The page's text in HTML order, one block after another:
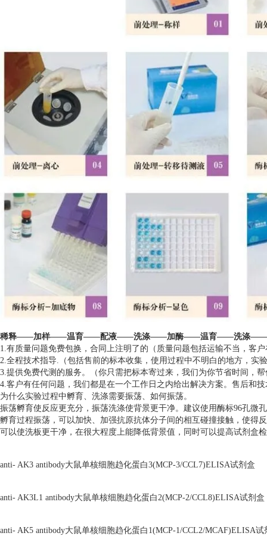
稀释——加样——温育——配液——洗涤——加酶——温育——洗涤——
1.有质量问题免费包换，合同上注明了的（质量问题包括运输不当，客
2.全程技术指导.（包括售前的标本收集，使用过程中不明白的地方，实
3.提供免费代测的服务。（你只需把标本寄过来，我们为你节省时间，
4.客户有任何问题，我们都是在一个工作日之内给出解决方案。售后和
为什么实验过程中孵育、洗涤需要振荡、如何振荡。
振荡孵育使反应更充分，振荡洗涤使背景更干净。建议使用酶标96孔微
孵育过程振荡，可以加快、加强抗原抗体分子间的相互碰撞接触，使得
可以使洗板更干净，在很大程度上能降低背景值，同时可以提高试剂盒
anti- AK3 antibody大鼠单核细胞趋化蛋白3(MCP-3/CCL7)ELISA试剂盒
anti- AK3L1 antibody大鼠单核细胞趋化蛋白2(MCP-2/CCL8)ELISA试剂盒
anti- AK5 antibody大鼠单核细胞趋化蛋白1(MCP-1/CCL2/MCAF)ELISA试